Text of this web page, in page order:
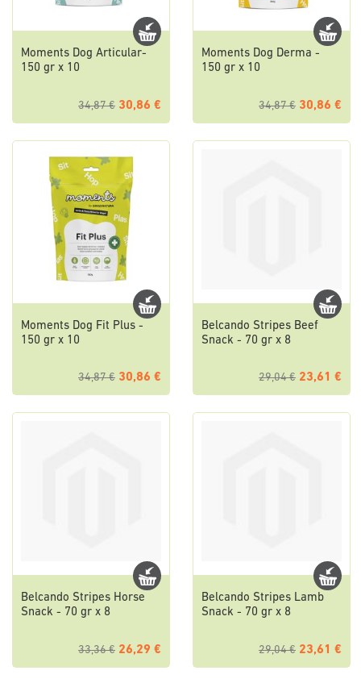
Moments Dog Articular-
150 gr x 10
34,87 € 30,86 €
Moments Dog Derma -
150 gr x 10
34,87 € 30,86 €
Moments Dog Fit Plus -
150 gr x 10
34,87 € 30,86 €
Belcando Stripes Beef
Snack - 70 gr x 8
29,04 € 23,61 €
Belcando Stripes Horse
Snack - 70 gr x 8
33,36 € 26,29 €
Belcando Stripes Lamb
Snack - 70 gr x 8
29,04 € 23,61 €